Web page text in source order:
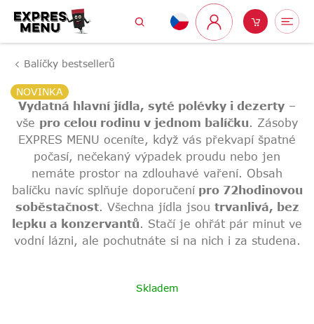
obsah
Hledat
Přihlášení
Nákupní
košík
Balíčky bestsellerů
Vydatná hlavní jídla, syté polévky i dezerty –
vše pro celou rodinu v jednom balíčku. Zásoby
EXPRES MENU oceníte, když vás překvapí špatné
počasí, nečekaný výpadek proudu nebo jen
nemáte prostor na zdlouhavé vaření. Obsah
balíčku navíc splňuje doporučenípro 72hodinovou
soběstačnost. Všechna jídla jsou trvanlivá, bez
lepku a konzervantů. Stačí je ohřát pár minut ve
vodní lázni, ale pochutnáte si na nich i za studena.
Skladem
NOVINKA